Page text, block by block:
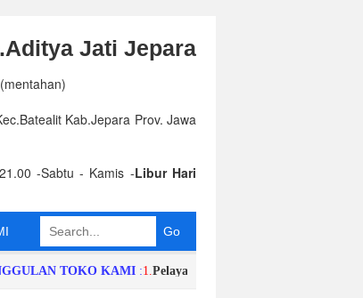
Jati Jepara
Kab.Jepara Prov. Jawa
-Sabtu - Kamis -Libur Hari
TOKO KAMI :1.Pelayanan dan Respon Order